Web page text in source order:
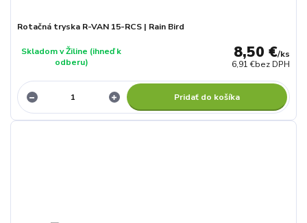
Rotačná tryska R-VAN 15-RCS | Rain Bird
8,50 €/ks
6,91 €bez DPH
Skladom v Žiline (ihneď k
odberu)
Pridať do košíka